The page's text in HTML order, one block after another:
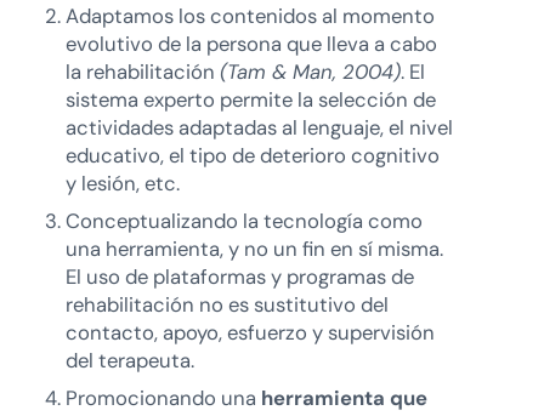
Adaptamos los contenidos al momento
evolutivo de la persona que lleva a cabo
la rehabilitación (Tam & Man, 2004). El
sistema experto permite la selección de
actividades adaptadas al lenguaje, el nivel
educativo, el tipo de deterioro cognitivo
y lesión, etc.
Conceptualizando la tecnología como
una herramienta, y no un fin en sí misma.
El uso de plataformas y programas de
rehabilitación no es sustitutivo del
contacto, apoyo, esfuerzo y supervisión
del terapeuta.
Promocionando una herramienta que